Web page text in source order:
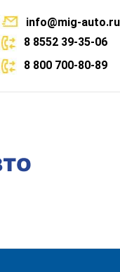
info@mig-auto.ru
8 8552 39-35-06
8 800 700-80-89